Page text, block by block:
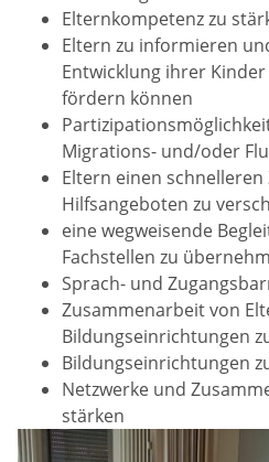
Elternkompetenz zu
Eltern zu informieren
Entwicklung ihrer
fördern können
Migrations- und/oder
Eltern einen
Hilfsangeboten zu
eine wegweisende
Fachstellen zu
Sprach- und
Zusammenarbeit von
Bildungseinrichtungen
Bildungseinrichtungen
Netzwerke und
stärken